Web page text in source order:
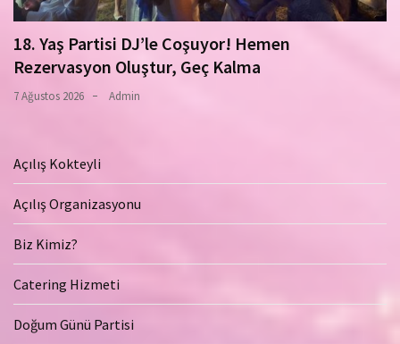
18. Yaş Partisi DJ’le Coşuyor! Hemen
Rezervasyon Oluştur, Geç Kalma
7 Ağustos 2026 Admin
Açılış Kokteyli
Açılış Organizasyonu
Biz Kimiz?
Catering Hizmeti
Doğum Günü Partisi